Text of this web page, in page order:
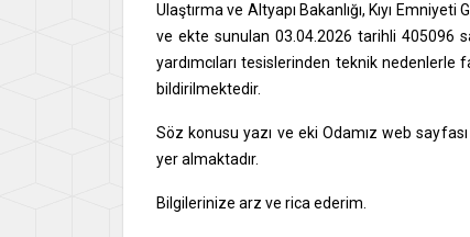
Ulaştırma ve Altyapı Bakanlığı, Kıyı
ve ekte sunulan 03.04.2026 tarihli 405096
yardımcıları tesislerinden teknik nedenlerle
bildirilmektedir.
Söz konusu yazı ve eki Odamız web sayfası
yer almaktadır.
Bilgilerinize arz ve rica ederim.